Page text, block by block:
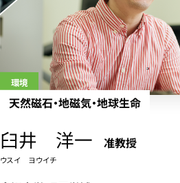
環境
天然磁石・地磁気・地球生命
臼井 洋一 准教授
ウスイ ヨウイチ